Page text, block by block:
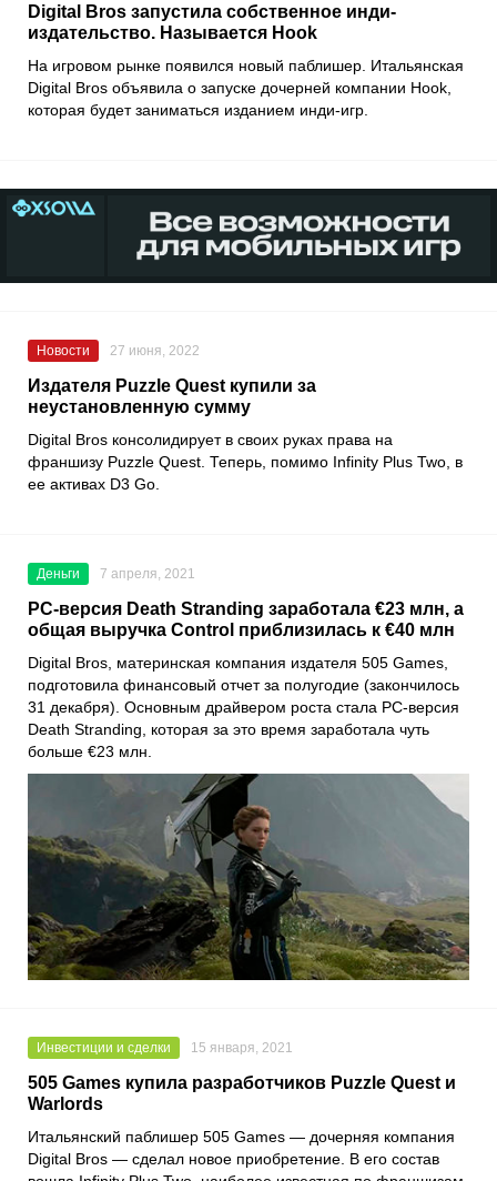
Digital Bros запустила собственное инди-
издательство. Называется Hook
На игровом рынке появился новый паблишер. Итальянская
Digital Bros объявила о запуске дочерней компании Hook
которая будет заниматься изданием инди-игр.
Новости 27 июня, 2022
Издателя Puzzle Quest купили за
неустановленную сумму
Digital Bros консолидирует в своих руках права на
франшизу Puzzle Quest. Теперь, помимо Infinity Plus Two, в
ее активах D3 Go.
Деньги 7 апреля, 2021
PC-версия Death Stranding заработала €23 млн, а
общая выручка Control приблизилась к €40 млн
Digital Bros, материнская компания издателя 505 Games,
подготовила финансовый отчет за полугодие (закончилось
31 декабря). Основным драйвером роста стала PC-версия
Death Stranding, которая за это время заработала чуть
больше €23 млн.
Инвестиции и сделки 15 января, 2021
505 Games купила разработчиков Puzzle Quest и
Warlords
Итальянский паблишер 505 Games — дочерняя компания
Digital Bros — сделал новое приобретение. В его состав